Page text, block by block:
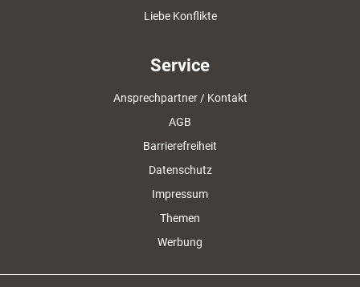
Liebe Konflikte
Service
Ansprechpartner / Kontakt
AGB
Barrierefreiheit
Datenschutz
Impressum
Themen
Werbung